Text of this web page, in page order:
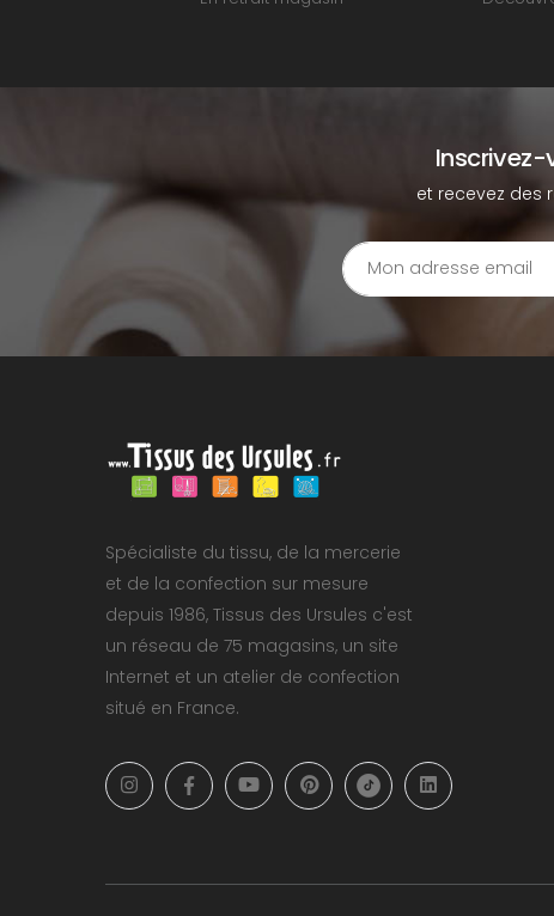
Inscrivez-
et recevez des
Spécialiste du tissu, de la mercerie
et de la confection sur mesure
depuis 1986, Tissus des Ursules c'est
un réseau de 75 magasins, un site
Internet et un atelier de confection
situé en France.